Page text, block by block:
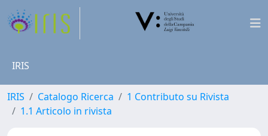
IRIS
IRIS Catalogo Ricerca
1 Contributo su Rivista
1.1 Articolo in rivista